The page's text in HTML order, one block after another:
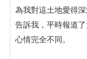
為我對這土地愛得
告訴我，平時報道
心情完全不同。